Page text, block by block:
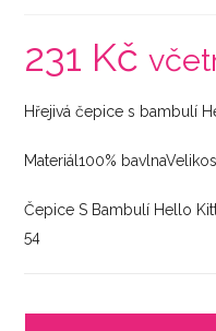
231 Kč
Hřejivá čepice s bambulí
Materiál100%
Čepice S Bambulí Hello
54